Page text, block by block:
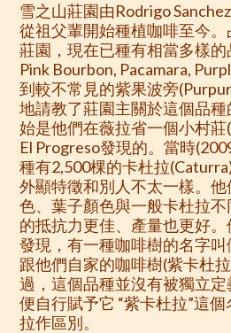
雪之山莊園由Rodrigo
從祖父輩開始種植咖啡至今
莊園，現在已種有相當多樣的
Pink Bourbon, Pacamara,
到較不常見的紫果波旁
地請教了莊園主關於這個品
始是他們在薇拉省一個小村莊
El Progreso發現的。當時
種有2,500棵的卡杜拉
外顯特徵和別人不太一樣。
色、葉子顏色與一般卡杜拉
的抵抗力更佳、產量也更好
發現，有一種咖啡樹的名字叫
跟他們自家的咖啡樹(紫卡杜
過，這個品種並沒有被獨立
便自行賦予它 “紫卡杜拉”這
拉作區別。